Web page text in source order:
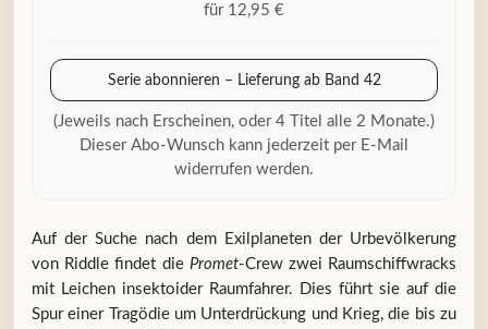
für 12,95 €
Serie abonnieren – Lieferung ab Band 42
(Jeweils nach Erscheinen, oder 4 Titel alle 2 Monate.)
Dieser Abo-Wunsch kann jederzeit per E-Mail
widerrufen werden.
Auf der Suche nach dem Exilplaneten der Urbevölkerung
von Riddle findet die Promet-Crew zwei Raumschiffwracks
mit Leichen insektoider Raumfahrer. Dies führt sie auf die
Spur einer Tragödie um Unterdrückung und Krieg, die bis zu